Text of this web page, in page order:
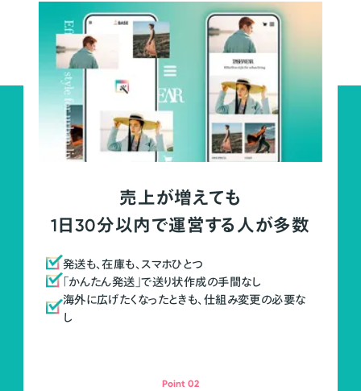
売上が増えても
1日30分以内で運営する人が多数
発送も、在庫も、スマホひとつ
「かんたん発送」で送り状作成の手間なし
海外に広げたくなったときも、仕組み変更の必要な
し
Point 02